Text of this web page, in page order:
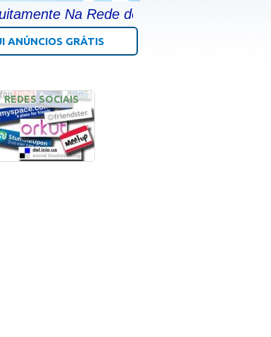
Na Rede do Bem e Publique na
ANÚNCIOS GRÁTIS
REDES SOCIAIS